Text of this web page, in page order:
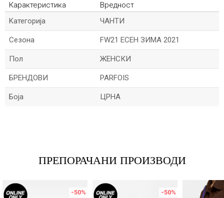
Карактеристика
Вредност
Kатегорија
ЧАНТИ
Сезона FW21 ЕСЕН ЗИМА 2021
Пол ЖЕНСКИ
БРЕНДОВИ PARFOIS
Боја ЦРНА
ПРЕПОРАЧАНИ ПРОИЗВОДИ
-50% -50%